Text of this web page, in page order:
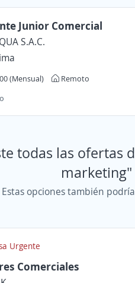
Junior Comercial
S.A.C.
(Mensual)
Remoto
todas las ofertas
marketing"
Estas opciones también
Urgente
Comerciales